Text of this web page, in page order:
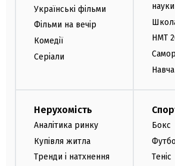
Українські фільми
Фільми на вечір
Комедії
Серіали
НМТ
Нерухомість
Аналітика ринку
Купівля житла
Тренди і натхнення
Бокс
Теніс